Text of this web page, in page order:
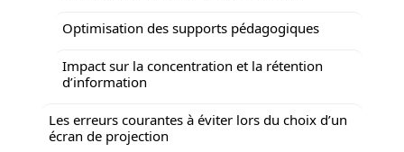
Optimisation des supports pédagogiques
Impact sur la concentration et la rétention
d’information
Les erreurs courantes à éviter lors du choix d’un
écran de projection